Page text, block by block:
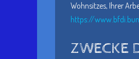
Wohnsitzes, Ihrer
https://
ZWECKE